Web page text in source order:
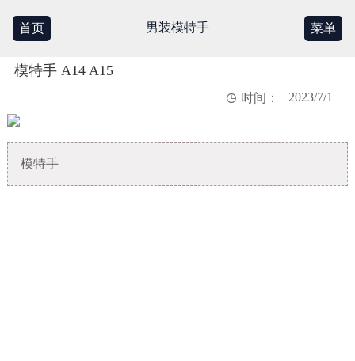
首页 男装模特手 菜单
模特手 A14 A15
 时间： 2023/7/1
模特手